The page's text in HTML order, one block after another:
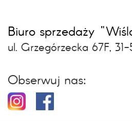
Biuro sprzedaży
ul. Grzegórzecka 67F,
Obserwuj nas: